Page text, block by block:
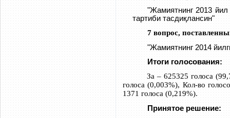
"Жамиятнинг 2013
тартиби тасдиқлансин"
7 вопрос,
"Жамиятнинг 2014
Итоги голосования:
За – 625325 голоса
голоса (0,003%), Кол-во
1371 голоса (0,219%).
Принятое решение: